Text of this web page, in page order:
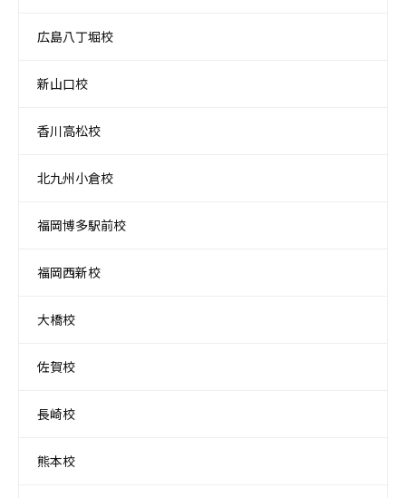
広島八丁堀校
新山口校
香川高松校
北九州小倉校
福岡博多駅前校
福岡西新校
大橋校
佐賀校
長崎校
熊本校